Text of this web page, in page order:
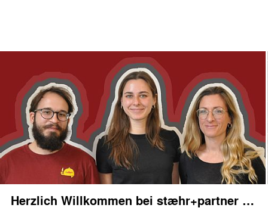
Herzlich Willkommen bei stæhr+partner architekten!